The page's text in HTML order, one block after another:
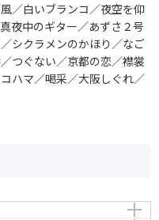
／白いブランコ／夜空を仰
夜中のギター／あずさ２号
シクラメンのかほり／なご
つぐない／京都の恋／襟裳
ハマ／喝采／大阪しぐれ／